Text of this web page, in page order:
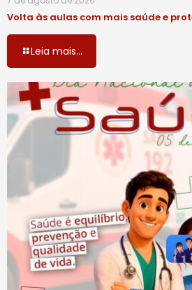
Volta às aulas com mais saúde e
Leia mais...